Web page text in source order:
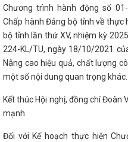
Chương trình hành động số
Chấp hành Đảng bộ tỉnh về thực
bộ tỉnh lần thứ XV, nhiệm kỳ
224-KL/TU, ngày 18/10/2021
Nâng cao hiệu quả, chất lượng
một số nội dung quan trọng khác.
Kết thúc Hội nghị, đồng chí Đoàn
mạnh
Đối với Kế hoạch thực hiện